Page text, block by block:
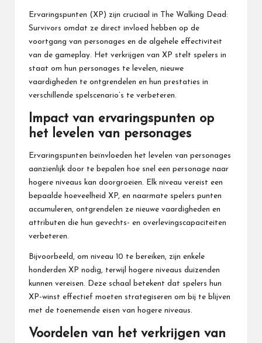
Ervaringspunten (XP) zijn cruciaal in The Walking Dead:
Survivors omdat ze direct invloed hebben op de
voortgang van personages en de algehele effectiviteit
van de gameplay. Het verkrijgen van XP stelt spelers in
staat om hun personages te levelen, nieuwe
vaardigheden te ontgrendelen en hun prestaties in
verschillende spelscenario’s te verbeteren.
Impact van ervaringspunten op
het levelen van personages
Ervaringspunten beïnvloeden het levelen van personages
aanzienlijk door te bepalen hoe snel een personage naar
hogere niveaus kan doorgroeien. Elk niveau vereist een
bepaalde hoeveelheid XP, en naarmate spelers punten
accumuleren, ontgrendelen ze nieuwe vaardigheden en
attributen die hun gevechts- en overlevingscapaciteiten
verbeteren.
Bijvoorbeeld, om niveau 10 te bereiken, zijn enkele
honderden XP nodig, terwijl hogere niveaus duizenden
kunnen vereisen. Deze schaal betekent dat spelers hun
XP-winst effectief moeten strategiseren om bij te blijven
met de toenemende eisen van hogere niveaus.
Voordelen van het verkrijgen van